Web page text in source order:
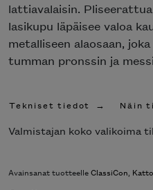
lattiavalaisin.
lasikupu läpäisee valoa
metalliseen alaosaan,
tumman pronssin ja
Tekniset tiedot Näin
Valmistajan koko valikoima
Avainsanat tuotteelleClassiCon